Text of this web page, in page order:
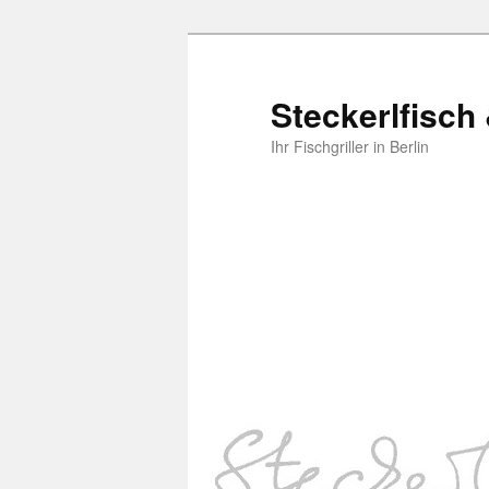
Steckerlfisch
Ihr Fischgriller in Berlin